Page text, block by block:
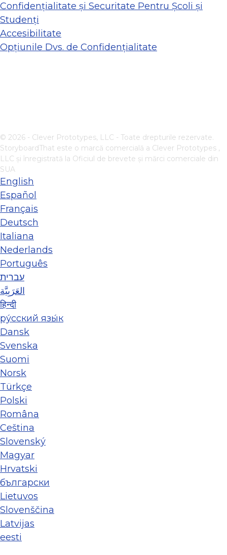
Confidențialitate și Securitate Pentru Școli și
Studenți
Accesibilitate
Opțiunile Dvs. de Confidențialitate
© 2026 - Clever Prototypes, LLC - Toate drepturile rezervate.
StoryboardThat este o marcă comercială a Clever Prototypes ,
LLC și înregistrată la Oficiul de brevete și mărci comerciale din
SUA
English
Español
Français
Deutsch
Italiana
Nederlands
Português
עברית
العَرَبِيَّة
हिन्दी
ру́сский язы́к
Dansk
Svenska
Suomi
Norsk
Türkçe
Polski
Româna
Ceština
Slovenský
Magyar
Hrvatski
български
Lietuvos
Slovenščina
Latvijas
eesti